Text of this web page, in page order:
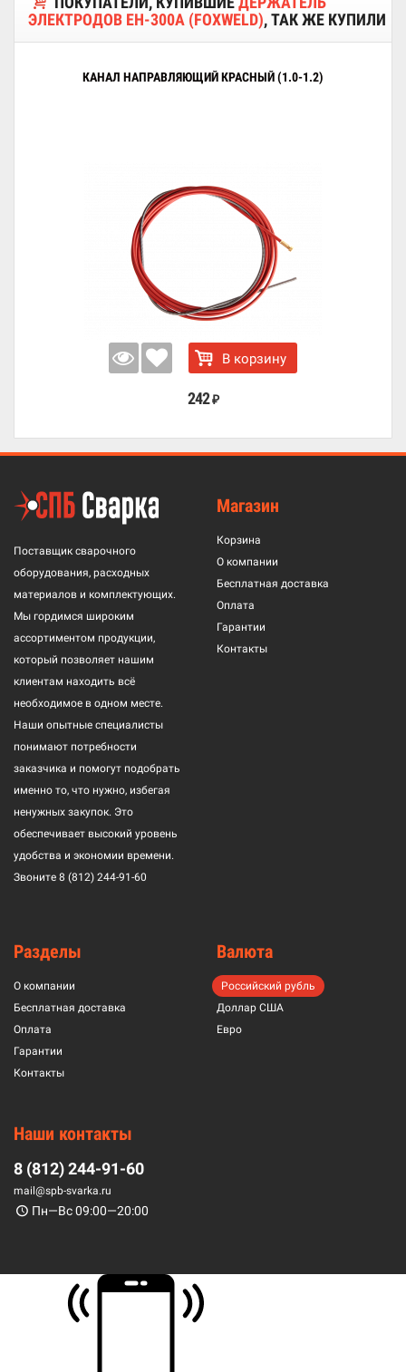
ЭЛЕКТРОДОВ EH-300А (FOXWELD), ТАК ЖЕ КУПИЛИ
КАНАЛ НАПРАВЛЯЮЩИЙ КРАСНЫЙ (1.0-1.2)
В корзину
242 ₽
Поставщик сварочного
оборудования, расходных
материалов и комплектующих.
Мы гордимся широким
ассортиментом продукции,
который позволяет нашим
клиентам находить всё
необходимое в одном месте.
Наши опытные специалисты
понимают потребности
заказчика и помогут подобрать
именно то, что нужно, избегая
ненужных закупок. Это
обеспечивает высокий уровень
удобства и экономии времени.
Звоните 8 (812) 244-91-60
Магазин
Корзина
О компании
Бесплатная доставка
Оплата
Гарантии
Контакты
Разделы
О компании
Бесплатная доставка
Оплата
Гарантии
Контакты
Валюта
Российский рубль
Доллар США
Евро
Наши контакты
8 (812) 244-91-60
mail@spb-svarka.ru
Пн—Вс 09:00—20:00